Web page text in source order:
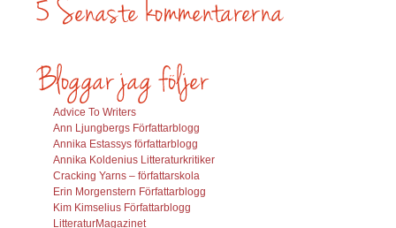
Advice To Writers
Ann Ljungbergs Författarblogg
Annika Estassys författarblogg
Annika Koldenius Litteraturkritiker
Cracking Yarns – författarskola
Erin Morgenstern Författarblogg
Kim Kimselius Författarblogg
LitteraturMagazinet